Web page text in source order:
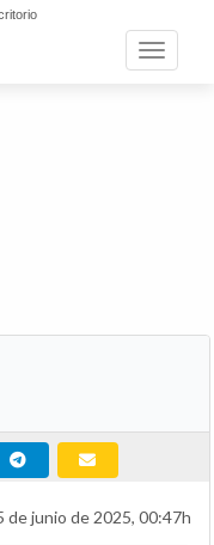
Toggle
de junio de 2025, 00:47h